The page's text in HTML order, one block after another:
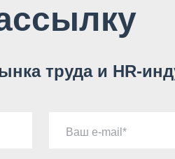
труда и HR-
Ваш e-mail